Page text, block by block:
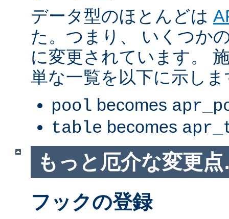
データ型のほとんどは
た。つまり、 いくつか
に変更されています。
単な一覧を以下に示しま
pool becomes
table becomes
もっと厄介な変更
フックの登録